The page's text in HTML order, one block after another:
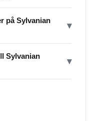
på Sylvanian
▾
Sylvanian
▾